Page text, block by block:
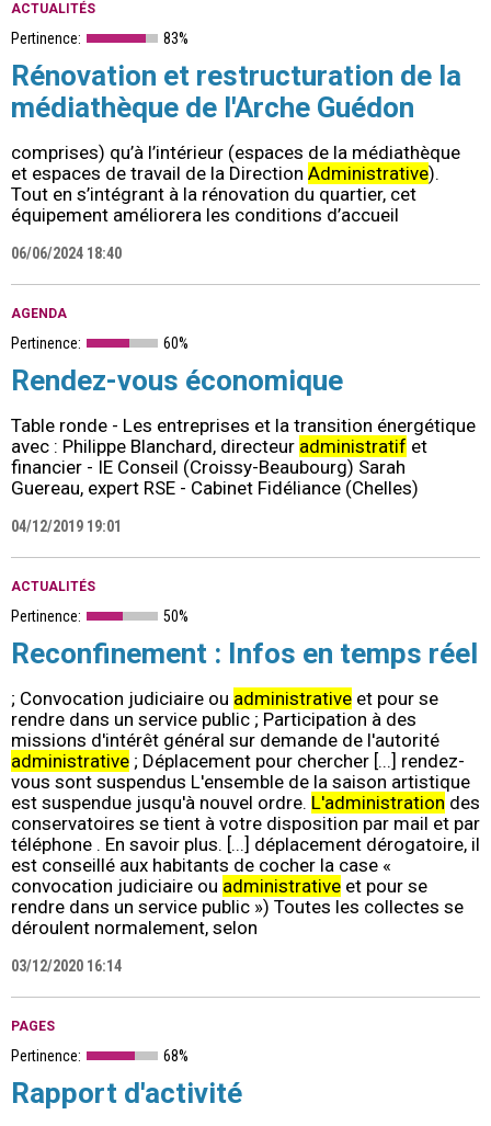
ACTUALITÉS
Pertinence: 83%
Rénovation et restructuration de la
médiathèque de l'Arche Guédon
comprises) qu’à l’intérieur (espaces de la médiathèque
et espaces de travail de la Direction Administrative).
Tout en s’intégrant à la rénovation du quartier, cet
équipement améliorera les conditions d’accueil
06/06/2024 18:40
AGENDA
Pertinence: 60%
Rendez-vous économique
Table ronde - Les entreprises et la transition énergétique
avec : Philippe Blanchard, directeur administratif et
financier - IE Conseil (Croissy-Beaubourg) Sarah
Guereau, expert RSE - Cabinet Fidéliance (Chelles)
04/12/2019 19:01
ACTUALITÉS
Pertinence: 50%
Reconfinement : Infos en temps réel
; Convocation judiciaire ou administrative et pour se
rendre dans un service public ; Participation à des
missions d'intérêt général sur demande de l'autorité
administrative ; Déplacement pour chercher [...] rendez-
vous sont suspendus L'ensemble de la saison artistique
est suspendue jusqu'à nouvel ordre. L'administration des
conservatoires se tient à votre disposition par mail et par
téléphone . En savoir plus. [...] déplacement dérogatoire, il
est conseillé aux habitants de cocher la case «
convocation judiciaire ou administrative et pour se
rendre dans un service public ») Toutes les collectes se
déroulent normalement, selon
03/12/2020 16:14
PAGES
Pertinence: 68%
Rapport d'activité